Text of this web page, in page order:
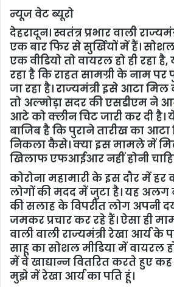
न्यूज वेट ब्यूरो
देहरादून। स्वतंत्र प्रभार वाली
एक बार फिर से सुर्खियों में हैं।
एक वीडियो तो वायरल हो ही रहा
रहा है कि राहत सामग्री के नाम पर
जा रहा है। राज्यमंत्री इसे आटा मिल
तो अल्मोड़ा सदर की एसडीएम
आटे को क्लीन चिट जारी कर दी है।
बाजिब है कि पुराने तारीख का
निकला कैसे। क्या इस मामले में
खिलाफ एफआईआर नहीं होनी
कोरोना महामारी के इस दौर में
लोगों की मदद में जुटा है। यह अलग
की सलाह के विपरीत लोग अपनी
जमकर प्रचार कर रहे हैं। ऐसा ही
वाली वाली राज्यमंत्री रेखा आर्य के
साहू का सोशल मीडिया में वायरल
में वे खाद्यान्न वितरित करते हुए
मुझे में रेखा आर्य का पति हूं।